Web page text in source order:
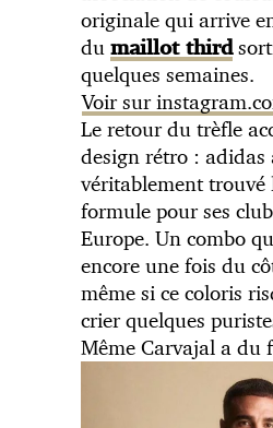
originale qui arrive
dumaillot third
quelques semaines.
Voir sur
Le retour du trèfle
design rétro : adidas
véritablement trouvé
formule pour ses
Europe. Un combo
encore une fois du
même si ce coloris
crier quelques
Même Carvajal a du